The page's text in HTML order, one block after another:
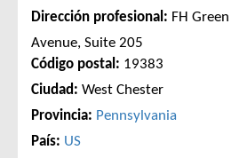
Dirección profesional: FH
Avenue, Suite 205
Código postal: 19383
Ciudad: West Chester
Provincia: Pennsylvania
País: US